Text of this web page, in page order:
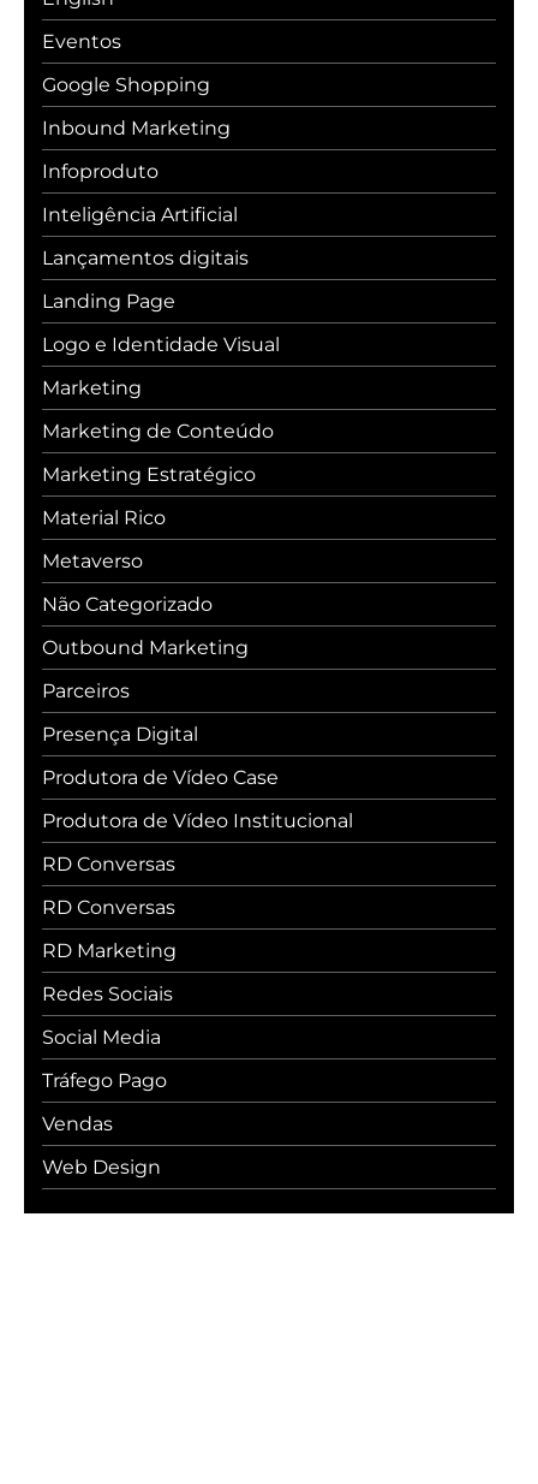
Eventos
Google Shopping
Inbound Marketing
Infoproduto
Inteligência Artificial
Lançamentos digitais
Landing Page
Logo e Identidade Visual
Marketing
Marketing de Conteúdo
Marketing Estratégico
Material Rico
Metaverso
Não Categorizado
Outbound Marketing
Parceiros
Presença Digital
Produtora de Vídeo Case
Produtora de Vídeo Institucional
RD Conversas
RD Conversas
RD Marketing
Redes Sociais
Social Media
Tráfego Pago
Vendas
Web Design